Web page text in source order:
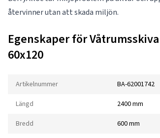
återvinner utan att skada miljön.
Egenskaper för
60x120
Artikelnummer BA-62001742
Längd 2400 mm
Bredd 600 mm